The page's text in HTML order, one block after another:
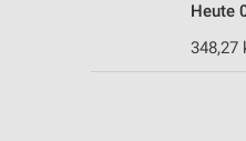
Heute
348,27
Erstellung von Profilen zur